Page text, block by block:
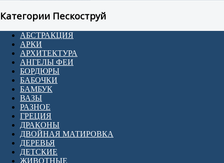
Категории Пескоструй
АБСТРАКЦИЯ
АРКИ
АРХИТЕКТУРА
АНГЕЛЫ ФЕИ
БОРДЮРЫ
БАБОЧКИ
БАМБУК
ВАЗЫ
РАЗНОЕ
ГРЕЦИЯ
ДРАКОНЫ
ДВОЙНАЯ МАТИРОВКА
ДЕРЕВЬЯ
ДЕТСКИЕ
ЖИВОТНЫЕ